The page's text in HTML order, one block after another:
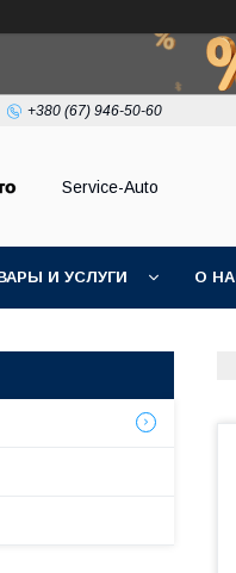
+380 (67) 946-50-60
Service-Auto
И УСЛУГИ О